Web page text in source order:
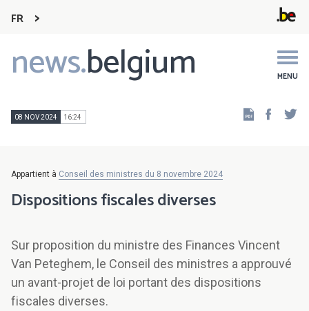
FR
news.belgium MENU
Main
navigation
08 NOV 2024 16:24
Appartient à Conseil des ministres du 8 novembre 2024
Dispositions fiscales diverses
Sur proposition du ministre des Finances Vincent
Van Peteghem, le Conseil des ministres a approuvé
un avant-projet de loi portant des dispositions
fiscales diverses.